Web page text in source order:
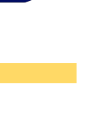
ideal untuk meeting
guna
beberapa rekomendasi
(Kabupaten Bogor):
bertema alam. Udara
ruang rapat modern,